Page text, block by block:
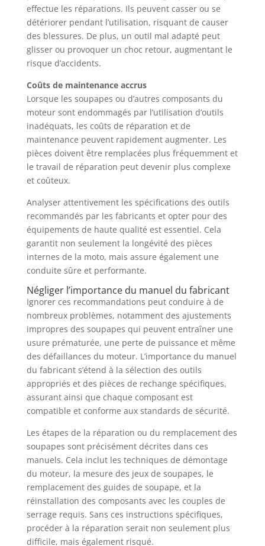
effectue les réparations. Ils peuvent casser ou se
détériorer pendant l’utilisation, risquant de causer
des blessures. De plus, un outil mal adapté peut
glisser ou provoquer un choc retour, augmentant le
risque d’accidents.
Coûts de maintenance accrus
Lorsque les soupapes ou d’autres composants du
moteur sont endommagés par l’utilisation d’outils
inadéquats, les coûts de réparation et de
maintenance peuvent rapidement augmenter. Les
pièces doivent être remplacées plus fréquemment et
le travail de réparation peut devenir plus complexe
et coûteux.
Analyser attentivement les spécifications des outils
recommandés par les fabricants et opter pour des
équipements de haute qualité est essentiel. Cela
garantit non seulement la longévité des pièces
internes de la moto, mais assure également une
conduite sûre et performante.
Négliger l’importance du manuel du fabricant
Ignorer ces recommandations peut conduire à de
nombreux problèmes, notamment des ajustements
impropres des soupapes qui peuvent entraîner une
usure prématurée, une perte de puissance et même
des défaillances du moteur. L’importance du manuel
du fabricant s’étend à la sélection des outils
appropriés et des pièces de rechange spécifiques,
assurant ainsi que chaque composant est
compatible et conforme aux standards de sécurité.
Les étapes de la réparation ou du remplacement des
soupapes sont précisément décrites dans ces
manuels. Cela inclut les techniques de démontage
du moteur, la mesure des jeux de soupapes, le
remplacement des guides de soupape, et la
réinstallation des composants avec les couples de
serrage requis. Sans ces instructions spécifiques,
procéder à la réparation serait non seulement plus
difficile, mais également risqué.